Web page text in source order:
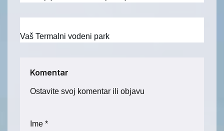
Vaš Termalni vodeni park
Komentar
Ostavite svoj komentar ili objavu
Ime *